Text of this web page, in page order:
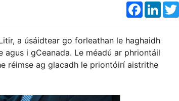
a úsáidtear go forleathan le haghaidh
i gCeanada. Le méadú ar phriontáil
réimse ag glacadh le priontóirí aistrithe